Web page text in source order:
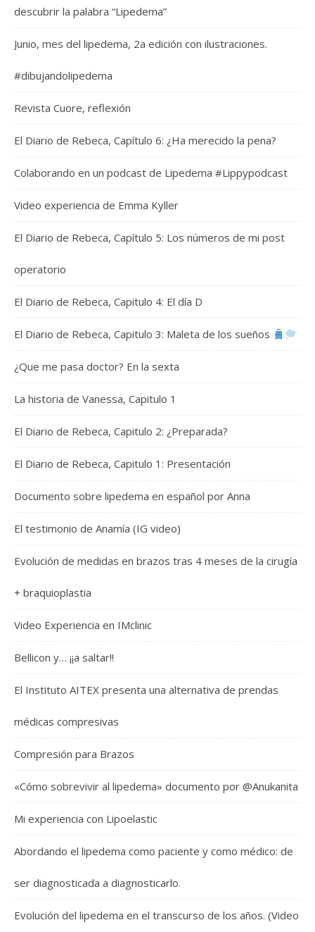
descubrir la palabra “Lipedema”
Junio, mes del lipedema, 2a edición con ilustraciones.
#dibujandolipedema
Revista Cuore, reflexión
El Diario de Rebeca, Capítulo 6: ¿Ha merecido la pena?
Colaborando en un podcast de Lipedema #Lippypodcast
Video experiencia de Emma Kyller
El Diario de Rebeca, Capítulo 5: Los números de mi post
operatorio
El Diario de Rebeca, Capitulo 4: El día D
El Diario de Rebeca, Capitulo 3: Maleta de los sueños
¿Que me pasa doctor? En la sexta
La historia de Vanessa, Capitulo 1
El Diario de Rebeca, Capitulo 2: ¿Preparada?
El Diario de Rebeca, Capitulo 1: Presentación
Documento sobre lipedema en español por Anna
El testimonio de Anamía (IG video)
Evolución de medidas en brazos tras 4 meses de la cirugía
+ braquioplastia
Video Experiencia en IMclinic
Bellicon y… ¡¡a saltar!!
El Instituto AITEX presenta una alternativa de prendas
médicas compresivas
Compresión para Brazos
«Cómo sobrevivir al lipedema» documento por @Anukanita
Mi experiencia con Lipoelastic
Abordando el lipedema como paciente y como médico: de
ser diagnosticada a diagnosticarlo.
Evolución del lipedema en el transcurso de los años. (Video